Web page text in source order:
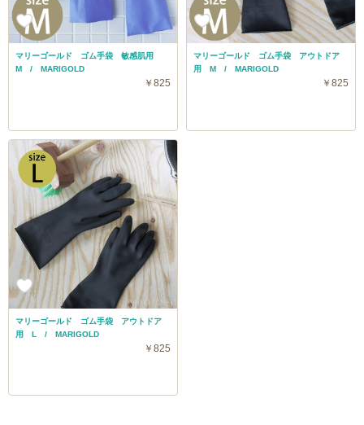
マリーゴールド ゴム手袋 敏感肌用
M / MARIGOLD
￥825
マリーゴールド ゴム手袋 アウトドア
用 M / MARIGOLD
￥825
マリーゴールド ゴム手袋 アウトドア
用 L / MARIGOLD
￥825